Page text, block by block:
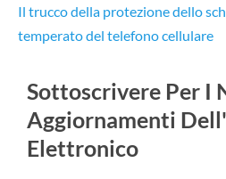
Il trucco della protezione dello
temperato del telefono cellulare
Sottoscrivere Per I
Aggiornamenti
Elettronico